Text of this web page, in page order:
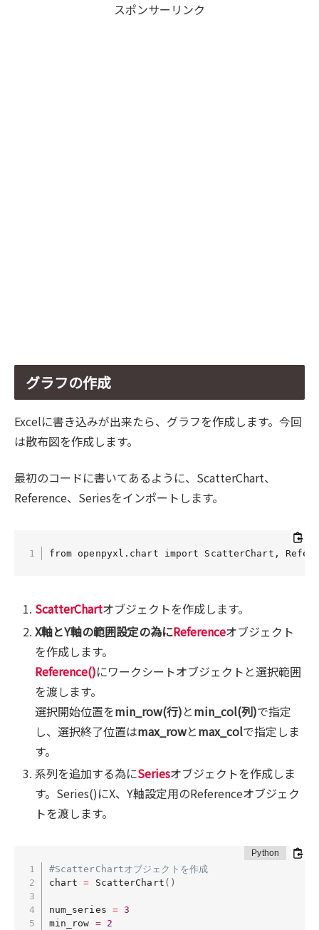
スポンサーリンク
グラフの作成
Excelに書き込みが出来たら、グラフを作成します。今回
は散布図を作成します。
最初のコードに書いてあるように、ScatterChart、
Reference、Seriesをインポートします。
from openpyxl.chart import ScatterChart,
ScatterChartオブジェクトを作成します。
X軸とY軸の範囲設定の為にReferenceオブジェクト
を作成します。
Reference()にワークシートオブジェクトと選択範囲
を渡します。
選択開始位置をmin_row(行)とmin_col(列)で指定
し、選択終了位置はmax_rowとmax_colで指定しま
す。
系列を追加する為にSeriesオブジェクトを作成しま
す。Series()にX、Y軸設定用のReferenceオブジェク
トを渡します。
#ScatterChartオブジェクトを作成
chart = ScatterChart ( )
num_series = 3
min_row =
2